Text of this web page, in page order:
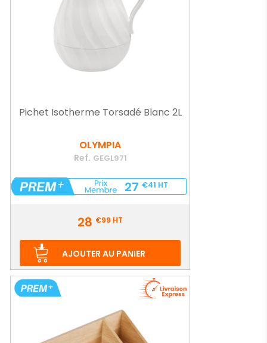
Pichet Isotherme Torsadé Blanc 2L
OLYMPIA
Ref. GEGL971
27 €41 HT
28 €99 HT
AJOUTER AU PANIER